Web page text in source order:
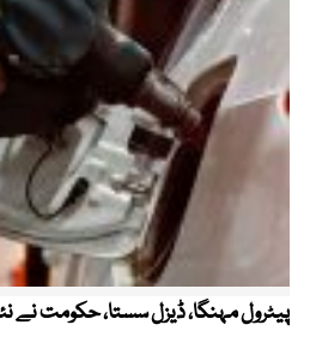
پیٹرول مہنگا، ڈیزل سستا، حکومت نے